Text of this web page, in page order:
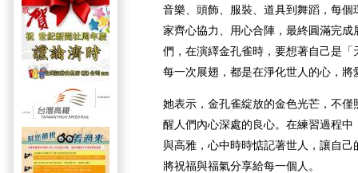
音樂、頭飾、服裝、道具到舞蹈，每
家齊心協力、用心合陣，最終圓滿完
們，在演繹金孔雀時，要想著自己是
每一次展翅，都是在淨化世人的心，
她表示，金孔雀綻放的金色光芒，不
醒人們內心深處的良心。在練習過程
與高雅，心中時時惦記著世人，讓自
將祝福與福氣分享給每一個人。